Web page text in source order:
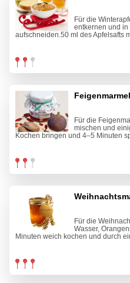
Für die
entkernen und
aufschneiden.50 ml des Apfelsafts
Für die
mischen und
Kochen bringen und 4–5 Minuten
Für die
Wasser,
Minuten weich kochen und durch